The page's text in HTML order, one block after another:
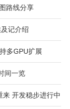
以获得奖
和装备；
，玩家可以自
效率；
战任务后将
路线分享
记介绍
多GPU扩展
间一览
开发稳步进行中